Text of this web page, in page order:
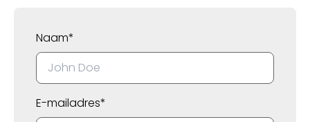
Naam*
E-mailadres*